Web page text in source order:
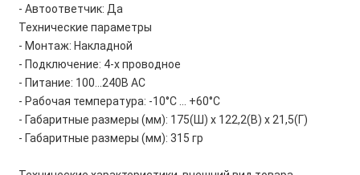
- Автоответчик: Да
Технические параметры
- Монтаж: Накладной
- Подключение: 4-х проводное
- Питание: 100…240В AC
- Рабочая температура: -10°C … +60°C
- Габаритные размеры (мм): 175(Ш) х 122,2(В) х 21,5(Г)
- Габаритные размеры (мм): 315 гр